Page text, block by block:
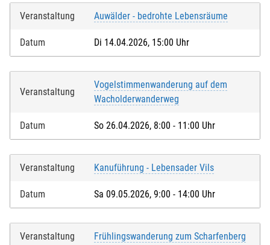
Veranstaltung Auwälder - bedrohte Lebensräume
Datum Di 14.04.2026, 15:00 Uhr
Veranstaltung
Vogelstimmenwanderung auf dem
Wacholderwanderweg
Datum So 26.04.2026, 8:00 - 11:00 Uhr
Veranstaltung Kanuführung - Lebensader Vils
Datum Sa 09.05.2026, 9:00 - 14:00 Uhr
Veranstaltung Frühlingswanderung zum Scharfenberg